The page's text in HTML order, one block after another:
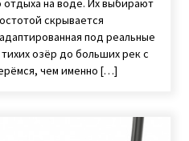
Шри-Ланки по ложному
под Киевом — владелец
рассказал о
из Винницы создала рок-
отдыха на воде. Их выбирают
скрывается
под реальные
озёр до больших рек с
чем именно […]